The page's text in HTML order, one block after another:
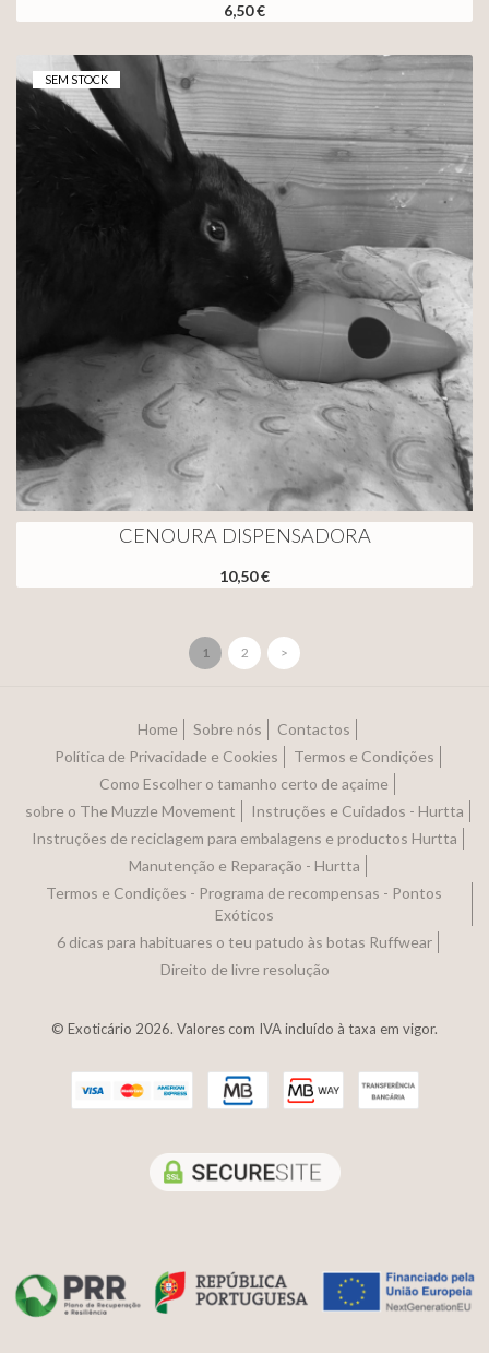
6,50 €
SEM STOCK
CENOURA DISPENSADORA
10,50 €
1 2 >
Home Sobre nós
Contactos
Política de Privacidade e Cookies
Termos e Condições
Como Escolher o tamanho certo de açaime
sobre o The Muzzle Movement
Instruções e Cuidados - Hurtta
Instruções de reciclagem para embalagens e productos Hurtta
Manutenção e Reparação - Hurtta
Termos e Condições - Programa de recompensas - Pontos
Exóticos
6 dicas para habituares o teu patudo às botas Ruffwear
Direito de livre resolução
© Exoticário 2026. Valores com IVA incluído à taxa em vigor.